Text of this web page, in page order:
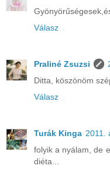
Válasz
Praliné Zsuzsi
Ditta, köszönöm
Válasz
Turák Kinga 2011.
folyik a nyálam, de
diéta...